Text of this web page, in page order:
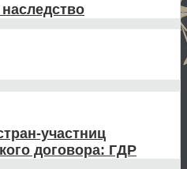
участниц
договора: ГДР